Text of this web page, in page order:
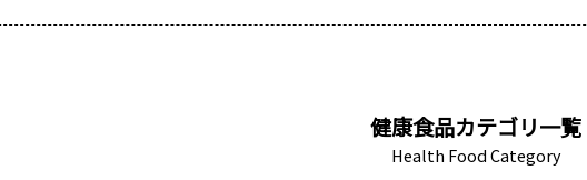
健康食品カテゴリ一覧
Health Food Category